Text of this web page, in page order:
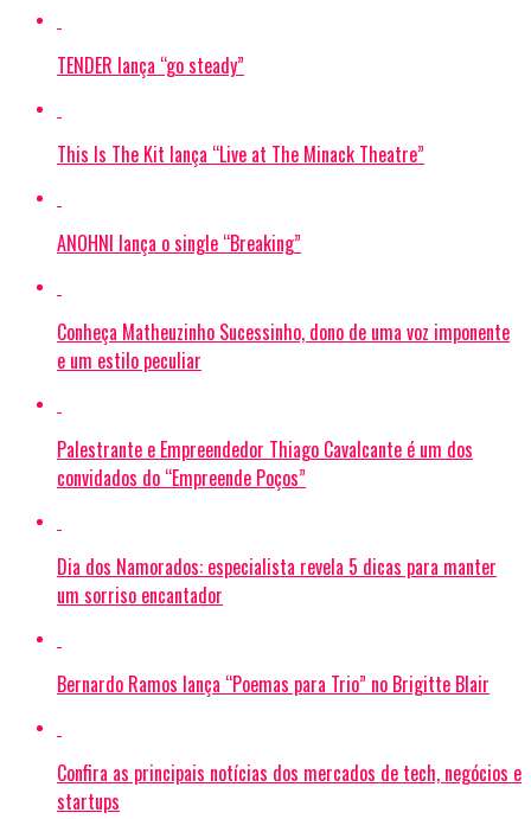
TENDER lança “go steady”
This Is The Kit lança “Live at The Minack Theatre”
ANOHNI lança o single “Breaking”
Conheça Matheuzinho Sucessinho, dono de uma voz imponente
e um estilo peculiar
Palestrante e Empreendedor Thiago Cavalcante é um dos
convidados do “Empreende Poços”
Dia dos Namorados: especialista revela 5 dicas para manter
um sorriso encantador
Bernardo Ramos lança “Poemas para Trio” no Brigitte Blair
Confira as principais notícias dos mercados de tech, negócios e
startups